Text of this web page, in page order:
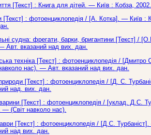
[Текст] : Книга для дітей. — Київ : Кобза,
[Текст] : фотоенциклопедія / [А. Котка]. — Київ
судна: фрегати, барки, бригантини [Текст]
Авт. вказаний над вих. дан.
техніка [Текст] : фотоенциклопедія /
нас). — Авт. вказаний над вих. дан.
[Текст] : фотоенциклопедія / [Д. С.
над. вих. дан.
[Текст] : фотоенциклопедія / [уклад. Д.С.
— (Світ навколо нас).
[Текст] : фотоенциклопедія / [Д.С.
над вих. дан.